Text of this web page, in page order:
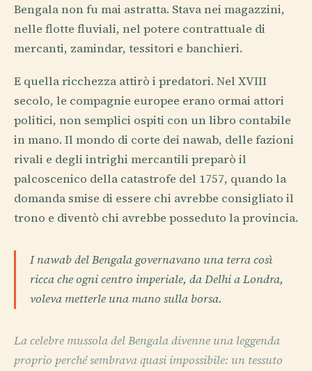
Bengala non fu mai astratta. Stava nei magazzini,
nelle flotte fluviali, nel potere contrattuale di
mercanti, zamindar, tessitori e banchieri.
E quella ricchezza attirò i predatori. Nel XVIII
secolo, le compagnie europee erano ormai attori
politici, non semplici ospiti con un libro contabile
in mano. Il mondo di corte dei nawab, delle fazioni
rivali e degli intrighi mercantili preparò il
palcoscenico della catastrofe del 1757, quando la
domanda smise di essere chi avrebbe consigliato il
trono e diventò chi avrebbe posseduto la provincia.
I nawab del Bengala governavano una terra così
ricca che ogni centro imperiale, da Delhi a Londra,
voleva metterle una mano sulla borsa.
La celebre mussola del Bengala divenne una leggenda
proprio perché sembrava quasi impossibile: un tessuto